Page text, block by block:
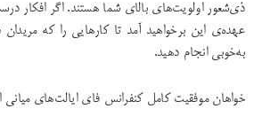
ذی‌شعور اولویت‌های بالای شما هستند. اگر افکار
عهده‌ی این برخواهید آمد تا کارهایی را که مریدان
به‌خوبی انجام دهید.
خواهان موفقیت کامل کنفرانس فای ایالت‌های میانی